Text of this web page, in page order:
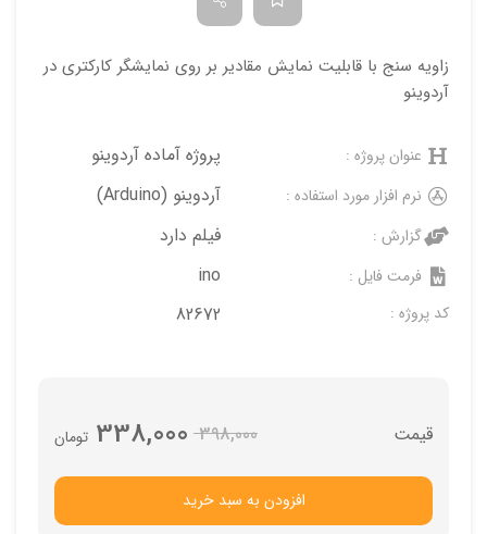
زاویه سنج با قابلیت نمایش مقادیر بر روی نمایشگر کارکتری در
آردوینو
عنوان پروژه : پروژه آماده آردوینو
نرم افزار مورد استفاده : آردوینو (Arduino)
گزارش : فیلم دارد
فرمت فایل : ino
کد پروژه : 82672
398,000 تومان 338,000
افزودن به سبد خرید